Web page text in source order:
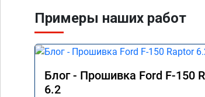
Примеры наших работ
Блог - Прошивка Ford F-150
6.2